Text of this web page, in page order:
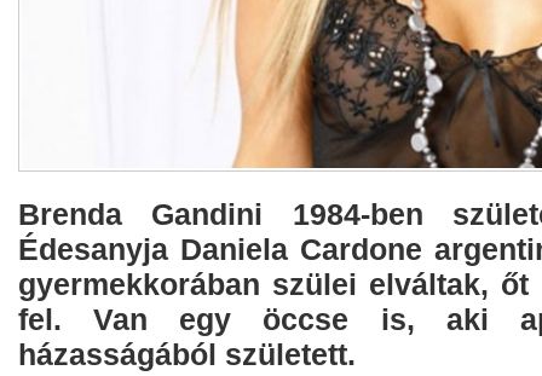
Brenda Gandini 1984-ben
Édesanyja Daniela Cardone
gyermekkorában szülei elváltak, őt
fel. Van egy öccse is, aki
házasságából született.